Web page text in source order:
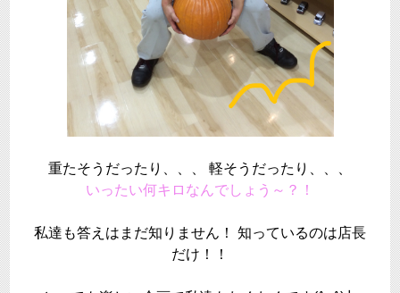
重たそうだったり、、、 軽そうだったり、、、
いったい何キロなんでしょう～？！
私達も答えはまだ知りません！ 知っているのは店長
だけ！！